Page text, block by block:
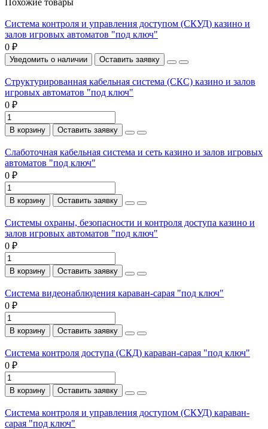
Система контроля и управления доступом (СКУД) казино и
залов игровых автоматов "под ключ"
0 ₽
Уведомить о наличии Оставить заявку
Структурированная кабельная система (СКС) казино и залов
игровых автоматов "под ключ"
0 ₽
В корзину Оставить заявку
Слаботочная кабельная система и сеть казино и залов игровых
автоматов "под ключ"
0 ₽
В корзину Оставить заявку
Системы охраны, безопасности и контроля доступа казино и
залов игровых автоматов "под ключ"
0 ₽
В корзину Оставить заявку
Система видеонаблюдения караван-сарая "под ключ"
0 ₽
В корзину Оставить заявку
Система контроля доступа (СКД) караван-сарая "под ключ"
0 ₽
В корзину Оставить заявку
Система контроля и управления доступом (СКУД) караван-
сарая "под ключ"